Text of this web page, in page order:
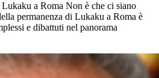
a Roma Non è che ci siano
permanenza di Lukaku a Roma è
e dibattuti nel panorama